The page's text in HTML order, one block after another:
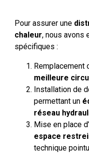
Pour assurer une
chaleur, nous avons
spécifiques :
Remplacement
meilleure
Installation de
permettant un
réseau
Mise en place
espace
technique